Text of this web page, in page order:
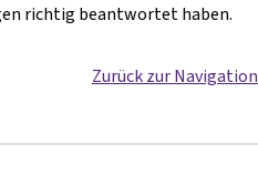
richtig beantwortet haben.
Zurück zur Navigation